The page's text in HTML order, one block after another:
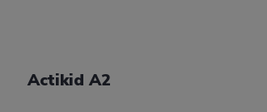
Actikid A2